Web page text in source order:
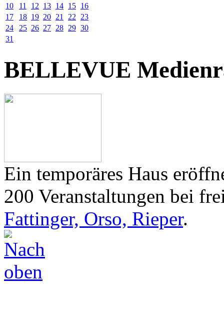
10
11 12 13 14 15 16
17
18 19 20 21 22
23
24
25 26 27 28 29 30
31
BELLEVUE
Ein temporäres Haus
200 Veranstaltungen bei
Fattinger, Orso, Rieper.